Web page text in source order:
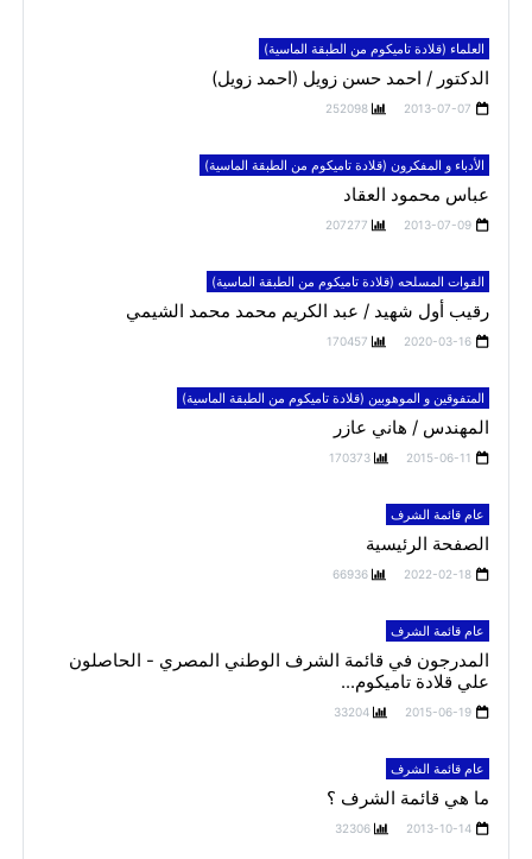
العلماء (قلادة تاميكوم من الطبقة الماسية)
الدكتور / احمد حسن زويل (احمد زويل)
2013-07-07
252098
الأدباء و المفكرون (قلادة تاميكوم من الطبقة الماسية)
عباس محمود العقاد
2013-07-09
207277
القوات المسلحه (قلادة تاميكوم من الطبقة الماسية)
رقيب أول شهيد / عبد الكريم محمد محمد الشيمي
2020-03-16
170457
المتفوقين و الموهوبين (قلادة تاميكوم من الطبقة الماسية)
المهندس / هاني عازر
2015-06-11
170373
عام قائمة الشرف
الصفحة الرئيسية
2022-02-18
66936
عام قائمة الشرف
المدرجون في قائمة الشرف الوطني المصري - الحاصلون
علي قلادة تاميكوم...
2015-06-19
33204
عام قائمة الشرف
ما هي قائمة الشرف ؟
2013-10-14
32306